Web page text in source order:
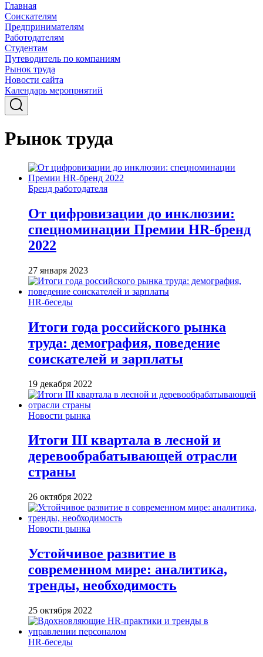
Главная
Соискателям
Предпринимателям
Работодателям
Студентам
Путеводитель по компаниям
Рынок труда
Новости сайта
Календарь мероприятий
Рынок труда
Бренд работодателя
От цифровизации до инклюзии:
спецноминации Премии HR-бренд
2022
27 января 2023
HR-беседы
Итоги года российского рынка
труда: демография, поведение
соискателей и зарплаты
19 декабря 2022
Новости рынка
Итоги III квартала в лесной и
деревообрабатывающей отрасли
страны
26 октября 2022
Новости рынка
Устойчивое развитие в
современном мире: аналитика,
тренды, необходимость
25 октября 2022
HR-беседы